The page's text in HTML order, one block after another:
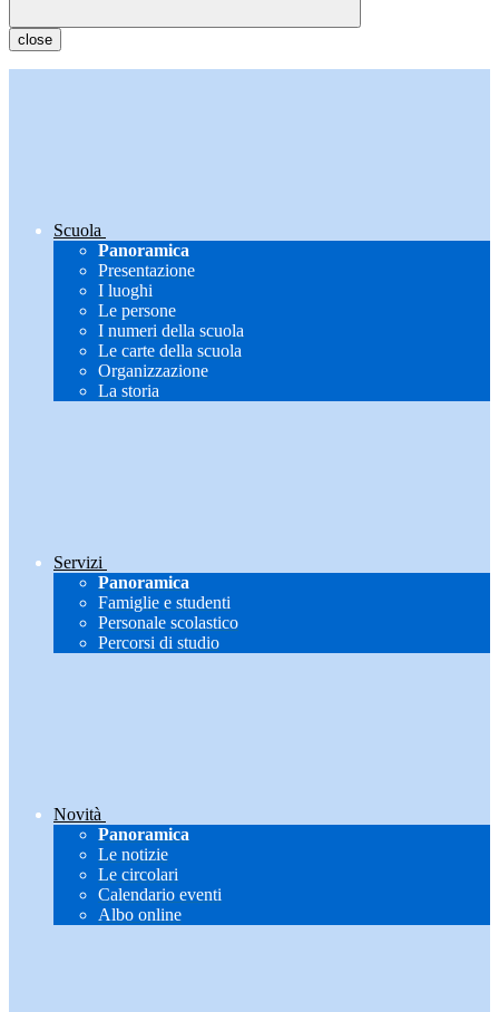
close
Scuola
Panoramica
Presentazione
I luoghi
Le persone
I numeri della scuola
Le carte della scuola
Organizzazione
La storia
Servizi
Panoramica
Famiglie e studenti
Personale scolastico
Percorsi di studio
Novità
Panoramica
Le notizie
Le circolari
Calendario eventi
Albo online